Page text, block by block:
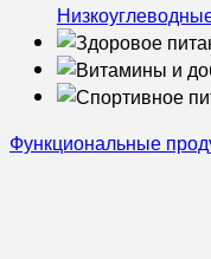
Функциональные